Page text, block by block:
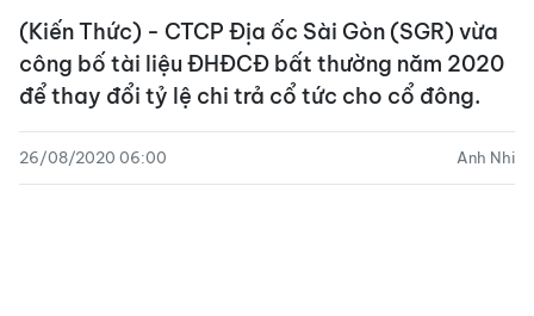
(Kiến Thức) - CTCP Địa ốc Sài Gòn (SGR) vừa
công bố tài liệu ĐHĐCĐ bất thường năm 2020
để thay đổi tỷ lệ chi trả cổ tức cho cổ đông.
26/08/2020 06:00 Anh Nhi